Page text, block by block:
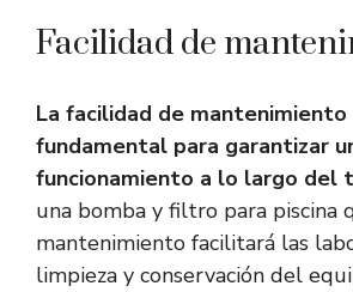
Facilidad de
La facilidad de mantenimiento
fundamental para garantizar
funcionamiento a lo largo del
una bomba y filtro para piscina
mantenimiento facilitará las
limpieza y conservación del